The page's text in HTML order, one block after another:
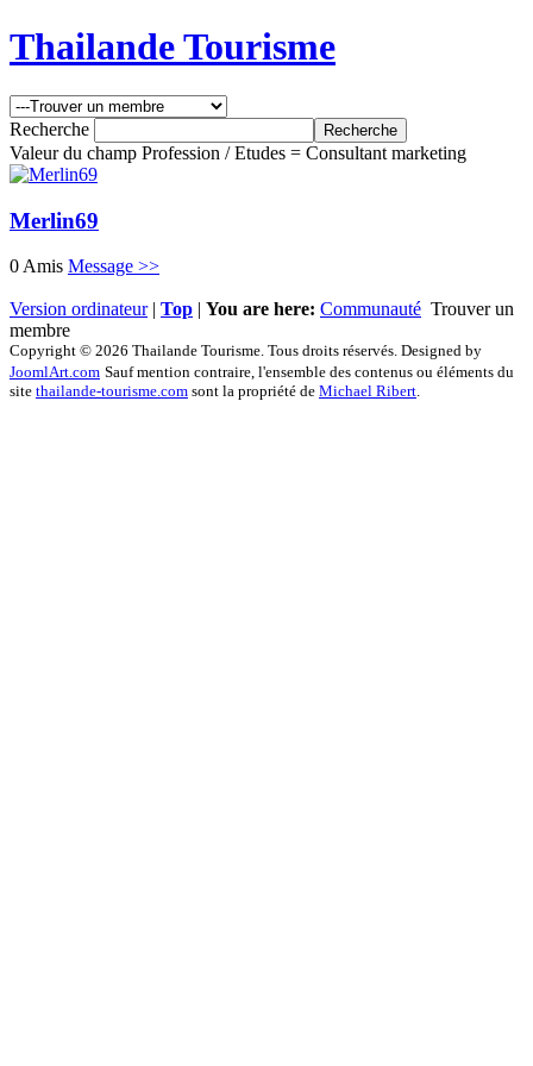
Thailande Tourisme
Recherche
Valeur du champ Profession / Etudes = Consultant marketing
Merlin69
0 Amis Message >>
Version ordinateur| Top | You are here: Communauté Trouver un
membre
Copyright © 2026 Thailande Tourisme. Tous droits réservés. Designed by
JoomlArt.com Sauf mention contraire, l'ensemble des contenus ou éléments du
site thailande-tourisme.com sont la propriété de Michael Ribert.